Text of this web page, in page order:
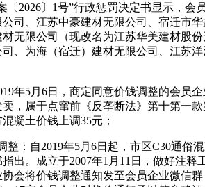
〕1号”行政惩罚决定书显示，会
司、江苏中豪建材无限公司、宿迁市
无限公司（现改名为江苏华美建材股
、为海（宿迁）建材无限公司、江苏
5月6日，商定同意价钱调整的会员
，属于点窜前《反垄断法》第十第一
凝土价钱上调35元；
自2019年5月6日起，市区C30通俗
出。成立于2007年1月11日，做好注
会将价钱调整通知发至会员企业微信